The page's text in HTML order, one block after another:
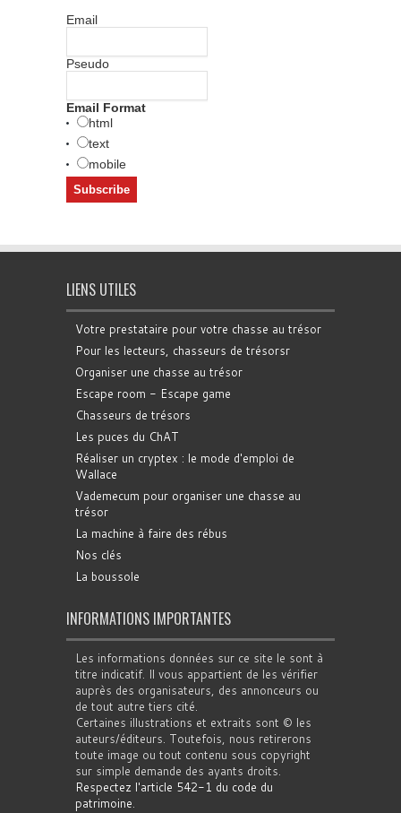
Email
Pseudo
Email Format
html
text
mobile
LIENS UTILES
Votre prestataire pour votre chasse au trésor
Pour les lecteurs, chasseurs de trésorsr
Organiser une chasse au trésor
Escape room - Escape game
Chasseurs de trésors
Les puces du ChAT
Réaliser un cryptex : le mode d'emploi de
Wallace
Vademecum pour organiser une chasse au
trésor
La machine à faire des rébus
Nos clés
La boussole
INFORMATIONS IMPORTANTES
Les informations données sur ce site le sont à
titre indicatif. Il vous appartient de les vérifier
auprès des organisateurs, des annonceurs ou
de tout autre tiers cité.
Certaines illustrations et extraits sont © les
auteurs/éditeurs. Toutefois, nous retirerons
toute image ou tout contenu sous copyright
sur simple demande des ayants droits.
Respectez l'article 542-1 du code du
patrimoine.